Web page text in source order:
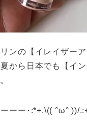
リンの【イレイザー
夏から日本でも【イ
ーー･:*+.\(( °ω° ))/